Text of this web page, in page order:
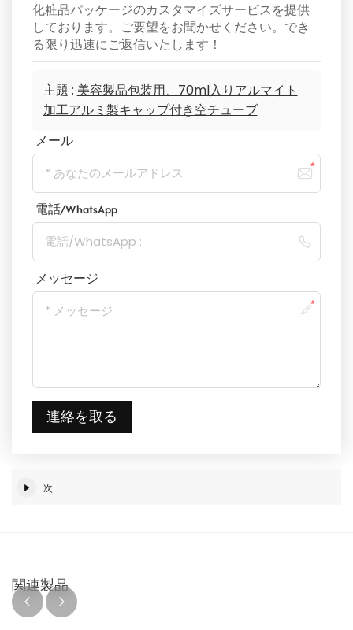
化粧品パッケージのカスタマイズサービスを提供
しております。ご要望をお聞かせください。でき
る限り迅速にご返信いたします！
主題 : 美容製品包装用、70ml入りアルマイト
加工アルミ製キャップ付き空チューブ
メール
電話/WhatsApp
メッセージ
連絡を取る
次
関連製品